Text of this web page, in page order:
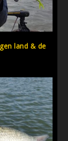
land & de